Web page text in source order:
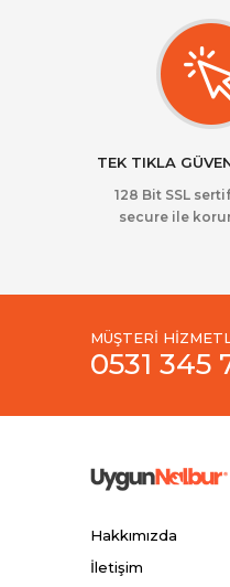
TEK TIKLA
128 Bit SSL
secure ile
MÜŞTERİ
0531 345
Hakkımızda
İletişim